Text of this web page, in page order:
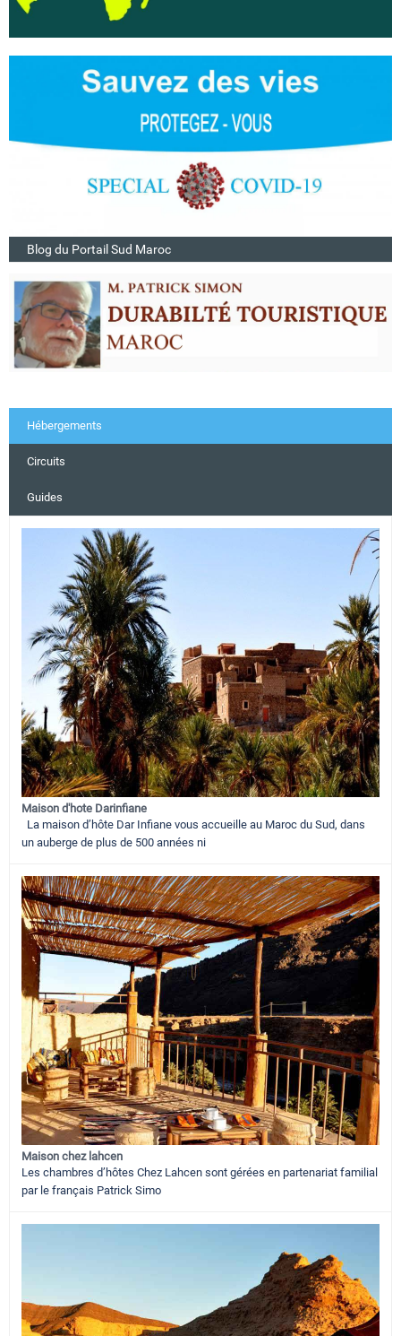
Blog du Portail Sud Maroc
Hébergements
Circuits
Guides
Maison d'hote Darinfiane
La maison d’hôte Dar Infiane vous accueille au Maroc du Sud, dans
un auberge de plus de 500 années ni
Maison chez lahcen
Les chambres d’hôtes Chez Lahcen sont gérées en partenariat familial
par le français Patrick Simo